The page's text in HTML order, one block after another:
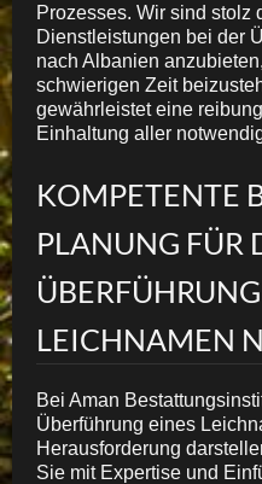
Prozesses. Wir sind stolz
Dienstleistungen bei der
nach Albanien
schwierigen Zeit
gewährleistet eine
Einhaltung aller
KOMPETENTE
PLANUNG FÜR
LEICHNAMEN
Bei Aman
Überführung eines
Herausforderung
Sie mit Expertise und